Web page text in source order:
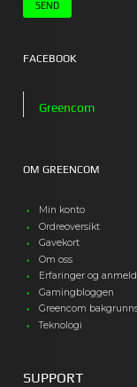
FACEBOOK
Greencom
OM GREENCOM
Min konto
Ordreoversikt
Gavekort
Om oss
Erfaringer og
Gamingbloggen
Greencom
Teknologi
SUPPORT